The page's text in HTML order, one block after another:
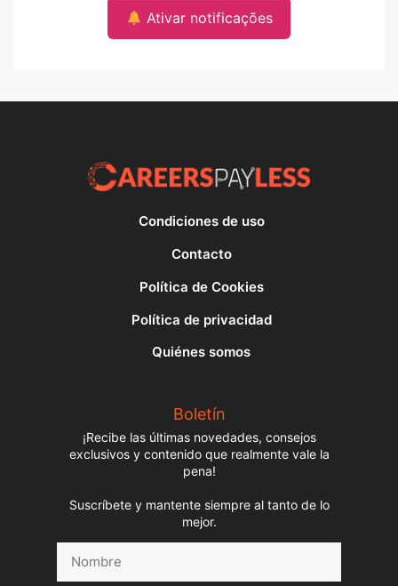
Ativar notificações
Condiciones de uso
Contacto
Política de Cookies
Política de privacidad
Quiénes somos
Boletín
¡Recibe las últimas novedades, consejos
exclusivos y contenido que realmente vale la
pena!
Suscríbete y mantente siempre al tanto de lo
mejor.